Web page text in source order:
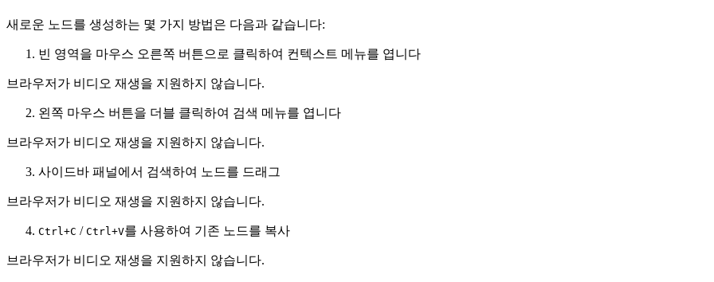
새로운 노드를 생성하는 몇 가지 방법은 다음과 같습니다:
빈 영역을 마우스 오른쪽 버튼으로 클릭하여 컨텍스트 메뉴를 엽니다
브라우저가 비디오 재생을 지원하지 않습니다.
왼쪽 마우스 버튼을 더블 클릭하여 검색 메뉴를 엽니다
브라우저가 비디오 재생을 지원하지 않습니다.
사이드바 패널에서 검색하여 노드를 드래그
브라우저가 비디오 재생을 지원하지 않습니다.
Ctrl+C / Ctrl+V를 사용하여 기존 노드를 복사
브라우저가 비디오 재생을 지원하지 않습니다.